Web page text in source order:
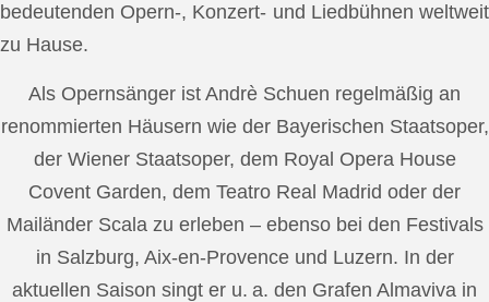
bedeutenden Opern-, Konzert- und Liedbühnen weltweit
zu Hause.
Als Opernsänger ist Andrè Schuen regelmäßig an
renommierten Häusern wie der Bayerischen Staatsoper,
der Wiener Staatsoper, dem Royal Opera House
Covent Garden, dem Teatro Real Madrid oder der
Mailänder Scala zu erleben – ebenso bei den Festivals
in Salzburg, Aix-en-Provence und Luzern. In der
aktuellen Saison singt er u. a. den Grafen Almaviva in